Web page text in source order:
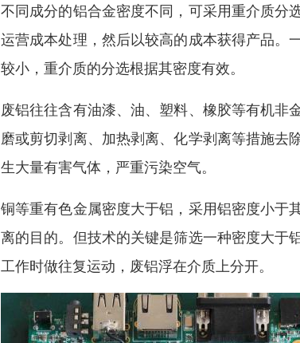
不同成分的铝合金密度不同，可采用重介质分
运营成本处理，然后以较高的成本获得产品。
较小，重介质的分选根据其密度有效。
废铝往往含有油漆、油、塑料、橡胶等有机非
磨或剪切剥离、加热剥离、化学剥离等措施去
生大量有害气体，严重污染空气。
铜等重有色金属密度大于铝，采用铝密度小于
离的目的。但技术的关键是筛选一种密度大于
工作时做往复运动，废铝浮在介质上分开。